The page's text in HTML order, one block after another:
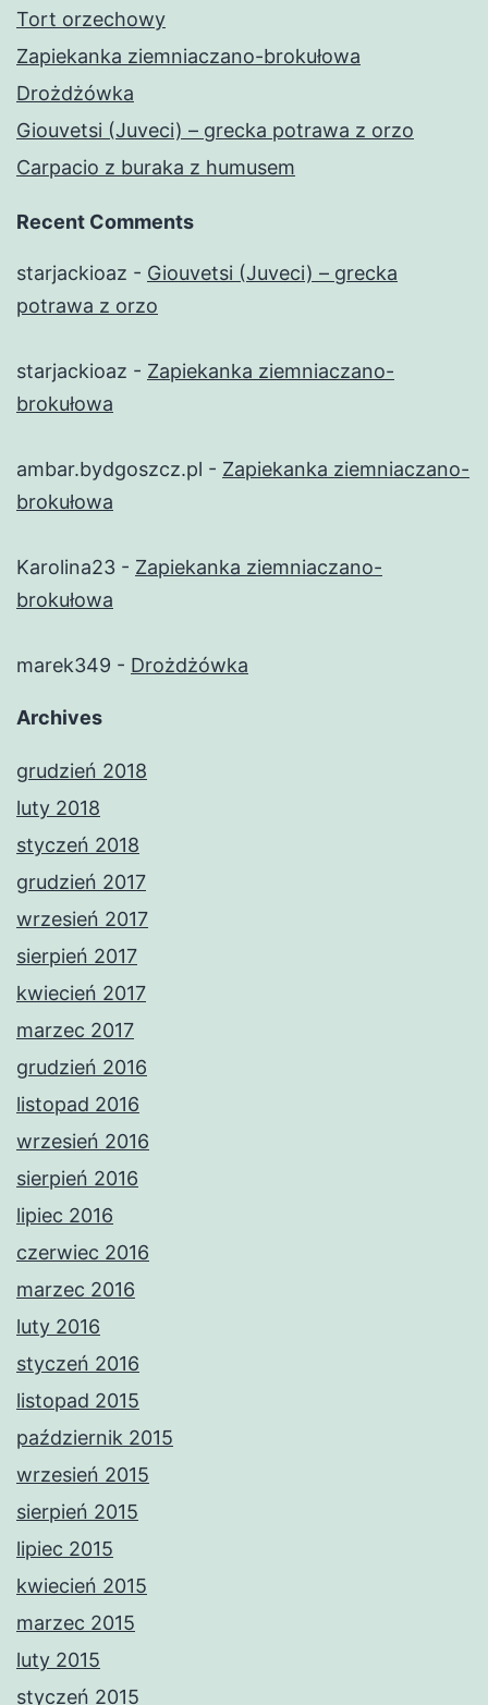
Tort orzechowy
Zapiekanka ziemniaczano-brokułowa
Drożdżówka
Giouvetsi (Juveci) – grecka potrawa z orzo
Carpacio z buraka z humusem
Recent Comments
starjackioaz - Giouvetsi (Juveci) – grecka
potrawa z orzo
starjackioaz - Zapiekanka ziemniaczano-
brokułowa
ambar.bydgoszcz.pl - Zapiekanka ziemniaczano-
brokułowa
Karolina23 - Zapiekanka ziemniaczano-
brokułowa
marek349 - Drożdżówka
Archives
grudzień 2018
luty 2018
styczeń 2018
grudzień 2017
wrzesień 2017
sierpień 2017
kwiecień 2017
marzec 2017
grudzień 2016
listopad 2016
wrzesień 2016
sierpień 2016
lipiec 2016
czerwiec 2016
marzec 2016
luty 2016
styczeń 2016
listopad 2015
październik 2015
wrzesień 2015
sierpień 2015
lipiec 2015
kwiecień 2015
marzec 2015
luty 2015
styczeń 2015